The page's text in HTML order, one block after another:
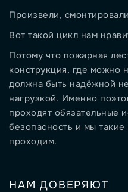
Произвели,
Вот такой цикл нам
Потому что пожарная
конструкция, где можно
должна быть надёжной
нагрузкой. Именно
проходят обязательные
безопасность и мы такие
проходим.
НАМ ДОВЕРЯЮТ